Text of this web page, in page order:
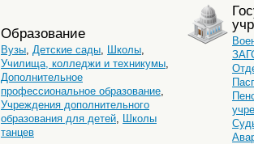
Образование
Вузы, Детские сады, Школы,
Училища, колледжи и техникумы,
Дополнительное
профессиональное образование,
Учреждения дополнительного
образования для детей, Школы
танцев